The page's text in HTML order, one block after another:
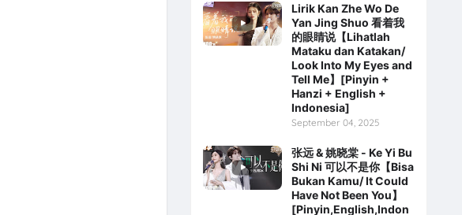
Lirik Kan Zhe Wo De
Yan Jing Shuo 看着我
的眼睛说【Lihatlah
Mataku dan Katakan/
Look Into My Eyes and
Tell Me】[Pinyin +
Hanzi + English +
Indonesia]
September 04, 2025
张远 & 姚晓棠 - Ke Yi Bu
Shi Ni 可以不是你【Bisa
Bukan Kamu/ It Could
Have Not Been You】
[Pinyin,English,Indon